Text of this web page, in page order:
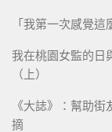
「我第一次感覺
我在桃園女監的日
（上）
《大誌》：幫助
摘